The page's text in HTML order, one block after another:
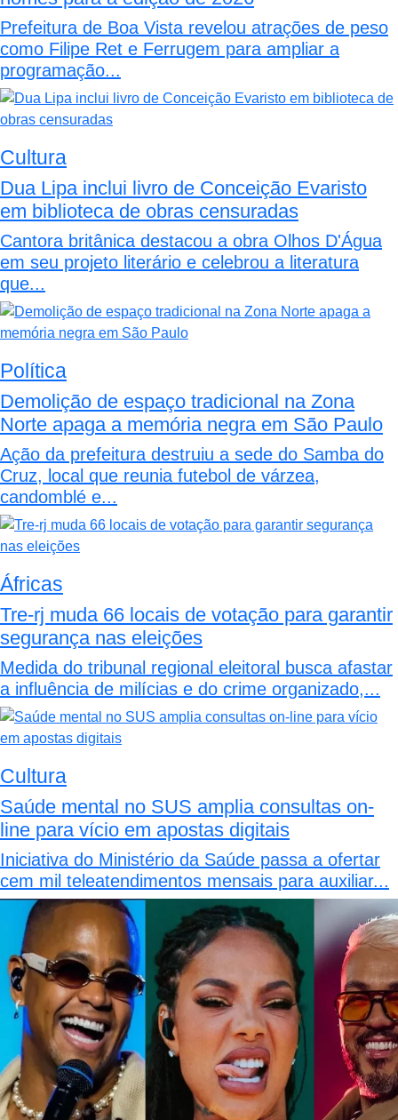
Prefeitura de Boa Vista revelou atrações de peso
como Filipe Ret e Ferrugem para ampliar a
programação...
Cultura
Dua Lipa inclui livro de Conceição Evaristo
em biblioteca de obras censuradas
Cantora britânica destacou a obra Olhos D'Água
em seu projeto literário e celebrou a literatura
que...
Política
Demolição de espaço tradicional na Zona
Norte apaga a memória negra em São Paulo
Ação da prefeitura destruiu a sede do Samba do
Cruz, local que reunia futebol de várzea,
candomblé e...
Áfricas
Tre-rj muda 66 locais de votação para garantir
segurança nas eleições
Medida do tribunal regional eleitoral busca afastar
a influência de milícias e do crime organizado,...
Cultura
Saúde mental no SUS amplia consultas on-
line para vício em apostas digitais
Iniciativa do Ministério da Saúde passa a ofertar
cem mil teleatendimentos mensais para auxiliar...